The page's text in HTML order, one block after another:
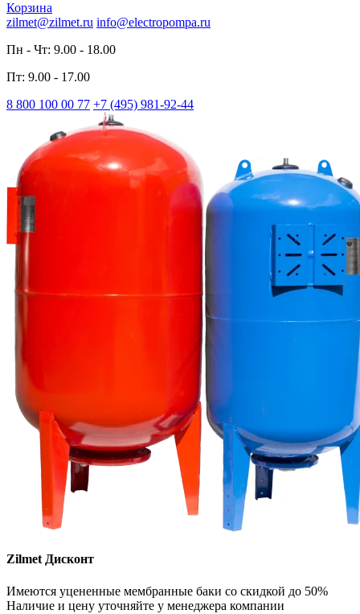
Корзина
zilmet@zilmet.ru info@electropompa.ru
Пн - Чт: 9.00 - 18.00
Пт: 9.00 - 17.00
8 800 100 00 77 +7 (495) 981-92-44
Zilmet Дисконт
Имеются уцененные мембранные баки со скидкой до 50%
Наличие и цену уточняйте у менеджера компании